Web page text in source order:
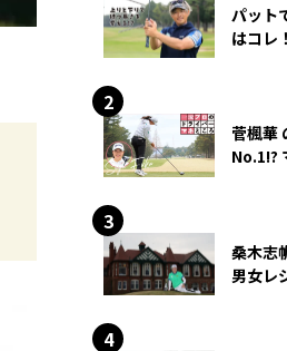
パット
はコレ
菅楓華
桑木志
男女レ